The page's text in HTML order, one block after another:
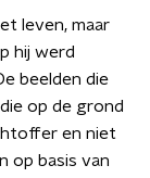
leven, maar
hij werd
beelden die
op de grond
en niet
op basis van